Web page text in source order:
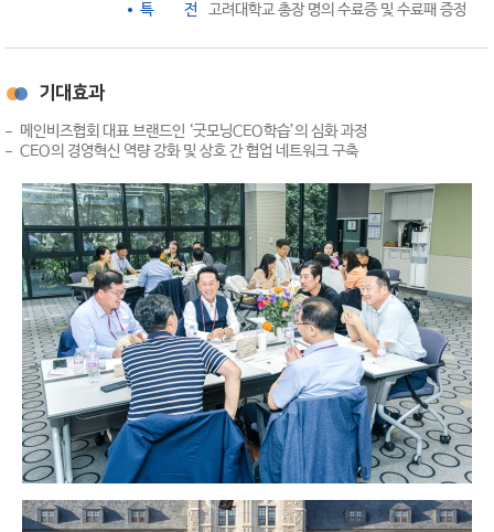
특 전
고려대학교 총장 명의 수료증 및 수료패 증정
기대효과
메인비즈협회 대표 브랜드인 ‘굿모닝CEO학습’의 심화 과정
CEO의 경영혁신 역량 강화 및 상호 간 협업 네트워크 구축